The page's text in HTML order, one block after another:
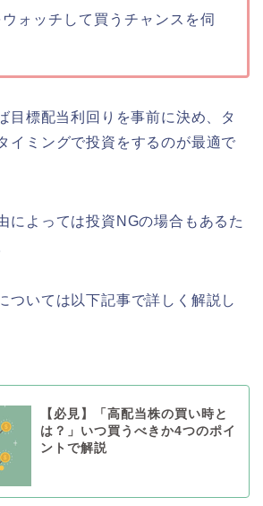
ォッチして買うチャンスを伺
目標配当利回りを事前に決め、タ
イミングで投資をするのが最適で
によっては投資NGの場合もあるた
ついては以下記事で詳しく解説し
【必見】「高配当株の買い時と
は？」いつ買うべきか4つのポイ
ントで解説